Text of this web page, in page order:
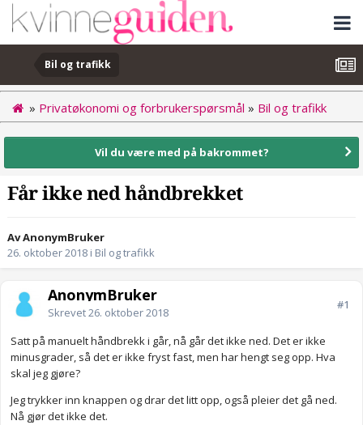
Bil og trafikk
» Privatøkonomi og forbrukerspørsmål » Bil og trafikk
Vil du være med på bakrommet?
Får ikke ned håndbrekket
Av AnonymBruker
26. oktober 2018 i Bil og trafikk
AnonymBruker
Skrevet26. oktober 2018
#1
Satt på manuelt håndbrekk i går, nå går det ikke ned. Det er ikke
minusgrader, så det er ikke fryst fast, men har hengt seg opp. Hva
skal jeg gjøre?
Jeg trykker inn knappen og drar det litt opp, også pleier det gå ned.
Nå gjør det ikke det.